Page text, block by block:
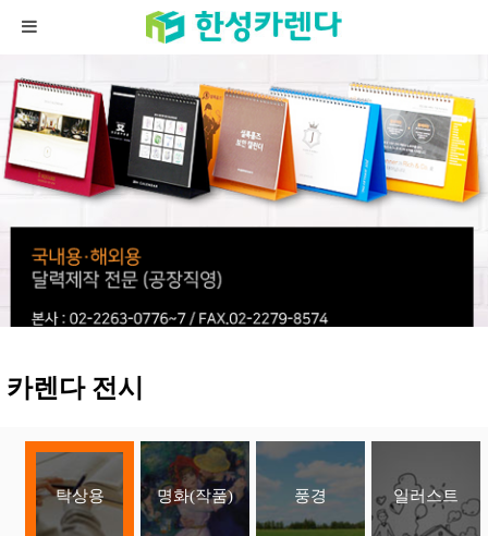
카렌다 전시
탁상용 명화(작품) 풍경 일러스트